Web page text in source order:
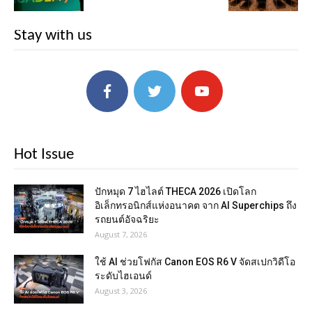
Stay with us
Hot Issue
ปักหมุด 7 ไฮไลต์ THECA 2026 เปิดโลก
อิเล็กทรอนิกส์แห่งอนาคต จาก AI Superchips ถึง
รถยนต์อัจฉริยะ
August 7, 2026
ใช้ AI ช่วยโฟกัส Canon EOS R6 V จัดสเปกวิดีโอ
ระดับไฮเอนด์
August 3, 2026